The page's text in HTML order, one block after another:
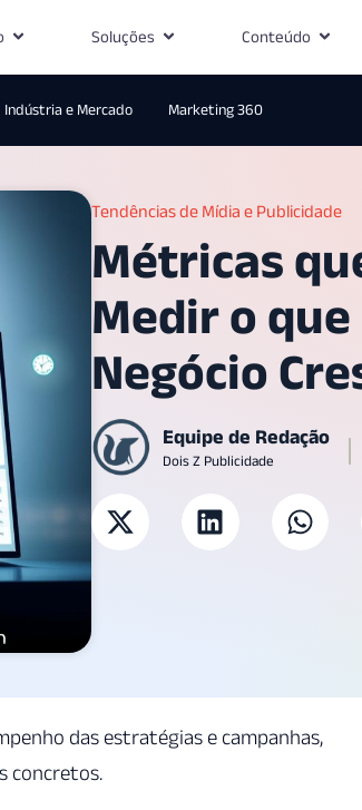
Soluções Conteúdo
Indústria e Mercado Marketing 360
Tendências de Mídia e Publicidade
Métricas
Medir o que
Negócio
Equipe de Redação
Dois Z Publicidade
das estratégias e campanhas,
concretos.